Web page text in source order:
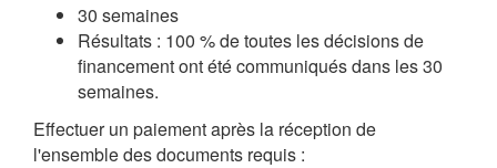
30 semaines
Résultats : 100 % de toutes les décisions de
financement ont été communiqués dans les 30
semaines.
Effectuer un paiement après la réception de
l'ensemble des documents requis :